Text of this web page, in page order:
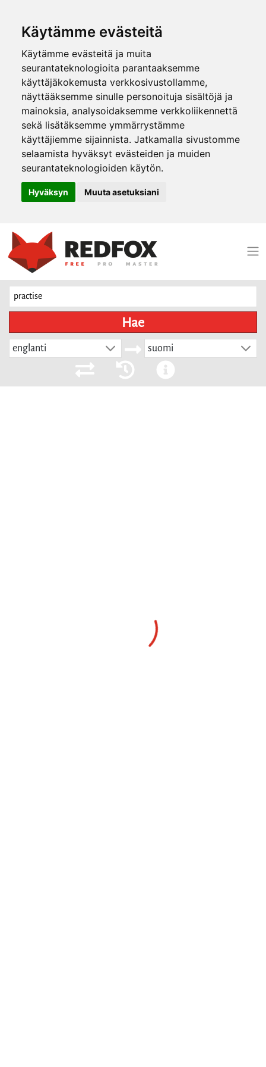
Käytämme evästeitä
Käytämme evästeitä ja muita
seurantateknologioita parantaaksemme
käyttäjäkokemusta verkkosivustollamme,
näyttääksemme sinulle personoituja sisältöjä ja
mainoksia, analysoidaksemme verkkoliikennettä
sekä lisätäksemme ymmärrystämme
käyttäjiemme sijainnista. Jatkamalla sivustomme
selaamista hyväksyt evästeiden ja muiden
seurantateknologioiden käytön.
Hyväksyn Muuta asetuksiani
Hae
englanti suomi